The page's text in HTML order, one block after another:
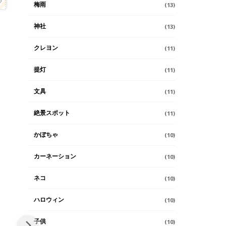
梅雨 (13)
神社 (13)
クレヨン (11)
提灯 (11)
文具 (11)
絶景スポット (11)
かぼちゃ (10)
カーネーション (10)
ネコ (10)
ハロウィン (10)
子供 (10)